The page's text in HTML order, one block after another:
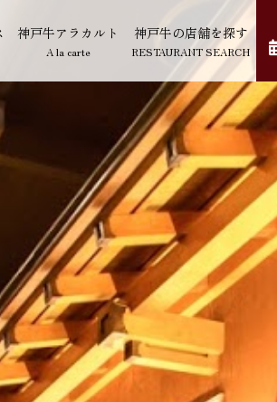
神戸牛アラカルト
A la carte
神戸牛の店舗を探す
RESTAURANT SEARCH